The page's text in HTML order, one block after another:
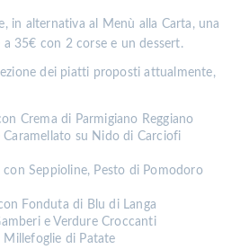
in alternativa al Menù alla Carta, una
35€ con 2 corse e un dessert.
dei piatti proposti attualmente,
Crema di Parmigiano Reggiano
Caramellato su Nido di Carciofi
Seppioline, Pesto di Pomodoro
Fonduta di Blu di Langa
e Verdure Croccanti
Millefoglie di Patate